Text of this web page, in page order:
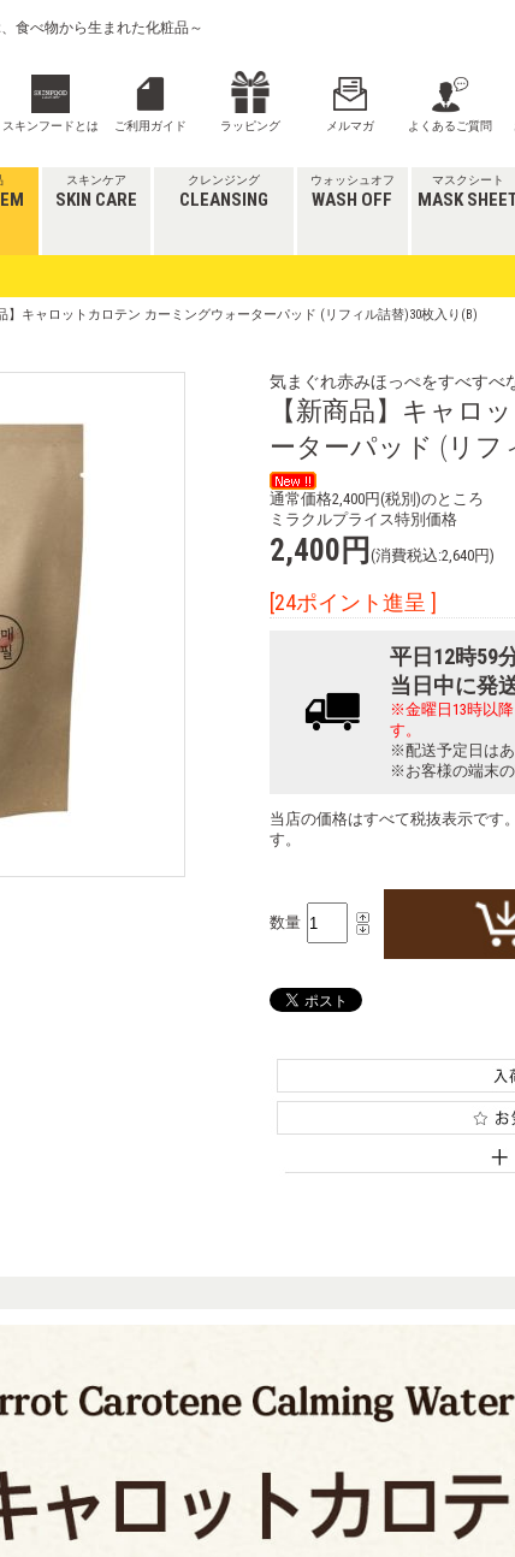
食べ物から生まれた化粧品～
スキンフードとは ご利用ガイド ラッピング メルマガ よくあるご質問
スキンケア
SKIN CARE
クレンジング
CLEANSING
ウォッシュオフ
WASH OFF
マスクシート
MASK
】キャロットカロテン カーミングウォーターパッド (リフィル詰替)30枚入り(B)
気まぐれ赤みほっぺをすべすべ
【新商品】キャロ
ーターパッド (リフ
通常価格2,400円(税別)のところ
ミラクルプライス特別価格
2,400円 (消費税込:2,640円)
[24ポイント進呈 ]
平日12時59
当日中に発
※金曜日13時以
す。
※配送予定日はあ
※お客様の端末の
当店の価格はすべて税抜表示です
す。
数量